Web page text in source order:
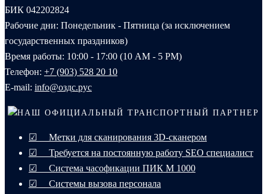
БИК 042202824
Рабочие дни: Понедельник - Пятница (за исключением
государственных праздников)
Время работы: 10:00 - 17:00 (10 AM - 5 PM)
Телефон: +7 (903) 528 20 10‬
E-mail: info@оздс.рус
НАШ ОФИЦИАЛЬНЫЙ ТРАНСПОРТНЫЙ ПАРТНЕР
☑ Метки для сканирования 3D-сканером
☑ Требуется на постоянную работу SEO специалист
☑ Система часофикации ПИК М 1000
☑ Системы вызова персонала